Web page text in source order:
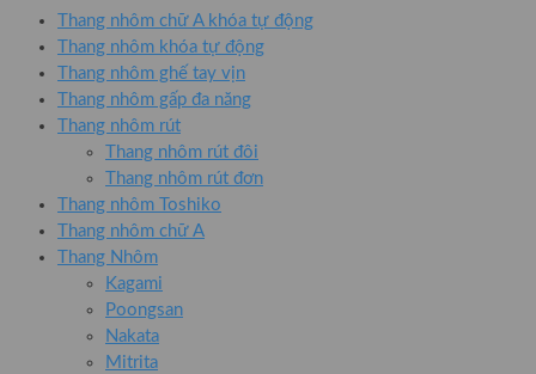
Thang nhôm chữ A khóa tự động
Thang nhôm khóa tự động
Thang nhôm ghế tay vịn
Thang nhôm gấp đa năng
Thang nhôm rút
Thang nhôm rút đôi
Thang nhôm rút đơn
Thang nhôm Toshiko
Thang nhôm chữ A
Thang Nhôm
Kagami
Poongsan
Nakata
Mitrita